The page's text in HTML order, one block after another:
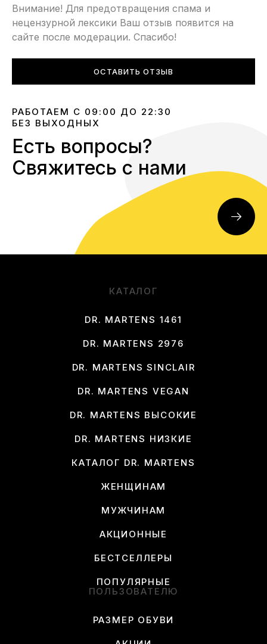
Внимание! Для предотвращения спама и
нецензурной лексики Ваш отзыв появится на
сайте после модерации. Спасибо!
ОСТАВИТЬ ОТЗЫВ
РАБОТАЕМ С 09:00 ДО 22:30
БЕЗ ВЫХОДНЫХ
Есть вопросы?
Свяжитесь с нами
КАТАЛОГ
DR. MARTENS 1461
DR. MARTENS 2976
DR. MARTENS SINCLAIR
DR. MARTENS VEGAN
DR. MARTENS ВЫСОКИЕ
DR. MARTENS НИЗКИЕ
КАТАЛОГ DR. MARTENS
ЖЕНЩИНАМ
МУЖЧИНАМ
АКЦИОННЫЕ
БЕСТСЕЛЛЕРЫ
ПОПУЛЯРНЫЕ
ПОЛЬЗОВАТЕЛЮ
РАЗМЕР ОБУВИ